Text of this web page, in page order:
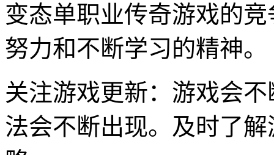
变态单职业传奇游戏的
努力和不断学习的精神。
关注游戏更新：游戏会
法会不断出现。及时了